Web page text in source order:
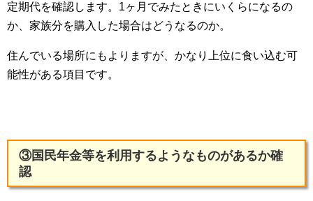
定期代を確認します。1ヶ月でみたときにいくらになるの
か、家族分を購入した場合はどうなるのか。
住んでいる場所にもよりますが、かなり上位に食い込む可
能性がある項目です。
③国民年金等を利用するようなものがあるか確
認